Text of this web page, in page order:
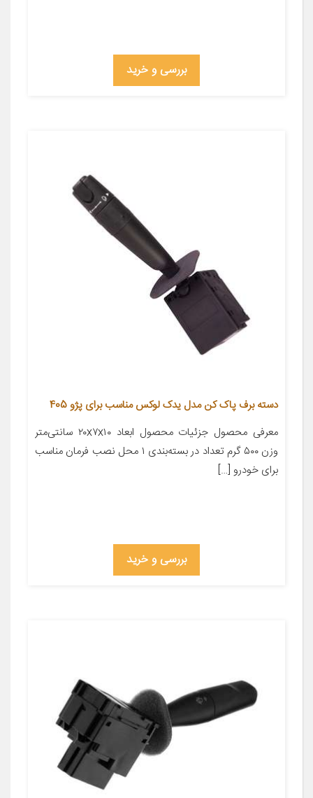
بررسی و خرید
دسته برف پاک کن مدل یدک لوکس مناسب برای پژو 405
معرفی محصول جزئیات محصول ابعاد ۲۰x۷x۱۰ سانتی‌متر
وزن ۵۰۰ گرم تعداد در بسته‌بندی ۱ محل نصب فرمان مناسب
برای خودرو […]
بررسی و خرید